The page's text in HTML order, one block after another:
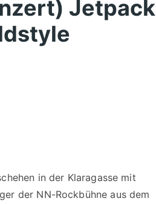
Jetpack
in der Klaragasse mit
der NN-Rockbühne aus dem